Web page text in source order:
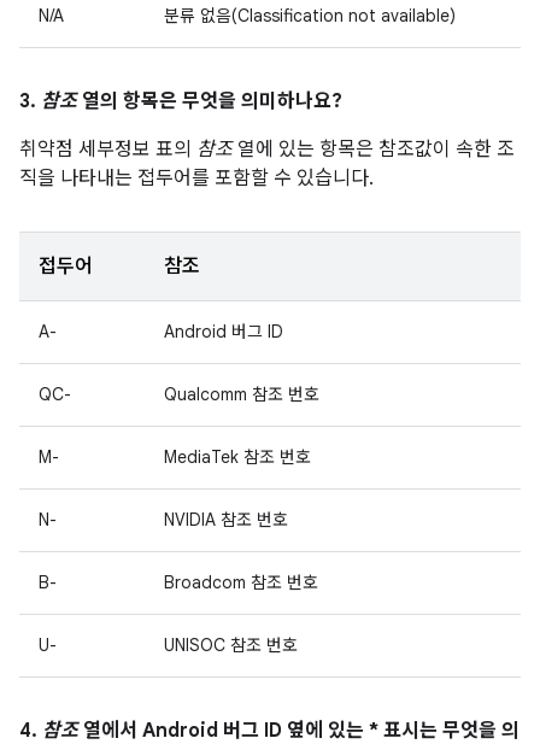
N/A 분류 없음(Classification not available)
3. 참조열의 항목은 무엇을 의미하나요?
취약점 세부정보 표의 참조열에 있는 항목은 참조값이 속한 조
직을 나타내는 접두어를 포함할 수 있습니다.
접두어 참조
A- Android 버그 ID
QC- Qualcomm 참조 번호
M- MediaTek 참조 번호
N- NVIDIA 참조 번호
B- Broadcom 참조 번호
U- UNISOC 참조 번호
4. 참조열에서 Android 버그 ID 옆에 있는 * 표시는 무엇을 의